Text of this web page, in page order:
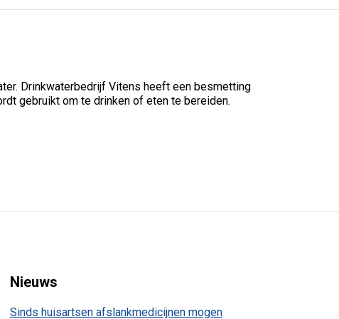
Drinkwaterbedrijf Vitens heeft een besmetting
gebruikt om te drinken of eten te bereiden.
Nieuws
Sinds huisartsen afslankmedicijnen mogen